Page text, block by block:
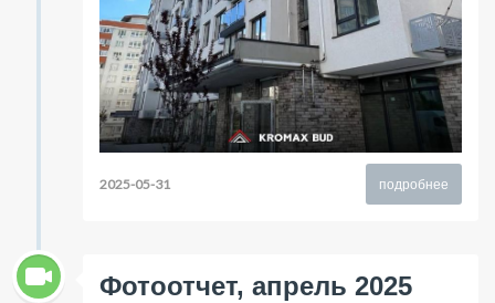
подробнее
2025-05-31
Фотоотчет, апрель 2025